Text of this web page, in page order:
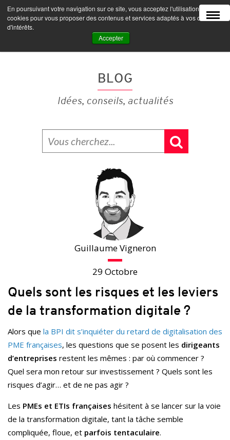
En poursuivant votre navigation sur ce site, vous acceptez l'utilisation de
cookies pour vous proposer des contenus et services adaptés à vos centres
d'intérêts.
Accepter
MENU
BLOG
Idées, conseils, actualités
Guillaume Vigneron
29 Octobre
Quels sont les risques et les leviers
de la transformation digitale ?
Alors que la BPI dit s’inquiéter du retard de digitalisation des
PME françaises, les questions que se posent les dirigeants
d’entreprises restent les mêmes : par où commencer ?
Quel sera mon retour sur investissement ? Quels sont les
risques d’agir… et de ne pas agir ?
Les PMEs et ETIs françaises hésitent à se lancer sur la voie
de la transformation digitale, tant la tâche semble
compliquée, floue, et parfois tentaculaire.